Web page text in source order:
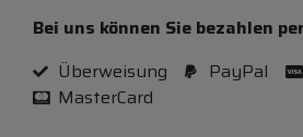
Bei uns können Sie bezahlen
Überweisung
PayPal
MasterCard